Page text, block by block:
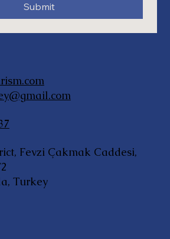
Submit
Fevzi Çakmak Caddesi,
Turkey